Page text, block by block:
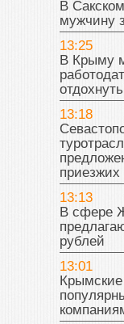
В
мужчину
13:25
В Крыму
13:18
приезжих
13:13
В сфере
рублей
13:01